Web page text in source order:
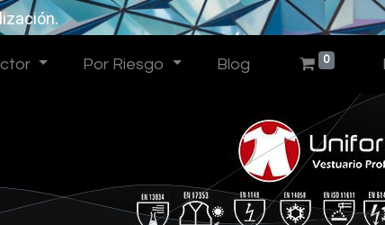
Por Riesgo Blog 0